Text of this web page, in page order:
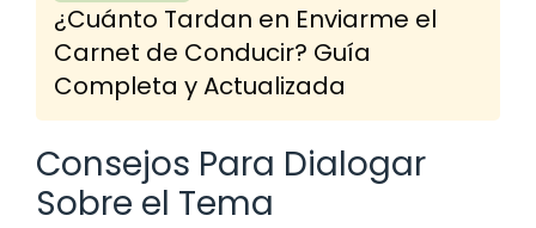
¿Cuánto Tardan en Enviarme el
Carnet de Conducir? Guía
Completa y Actualizada
Consejos Para Dialogar
Sobre el Tema